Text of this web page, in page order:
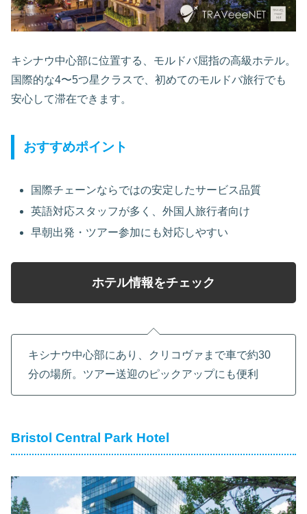
キシナウ中心部に位置する、モルドバ屈指の高級ホテル。
国際的な4〜5つ星クラスで、初めてのモルドバ旅行でも
安心して滞在できます。
おすすめポイント
国際チェーンならではの安定したサービス品質
英語対応スタッフが多く、外国人旅行者向け
早朝出発・ツアー参加にも対応しやすい
ホテル情報をチェック
キシナウ中心部にあり、クリコヴァまで車で約30
分の場所。ツアー送迎のピックアップにも便利
Bristol Central Park Hotel